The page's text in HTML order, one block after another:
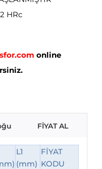
HRc
online
FİYAT AL
L1
(mm)
FİYAT
KODU